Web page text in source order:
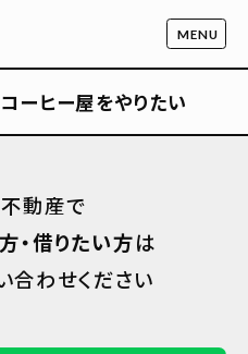
ーヒー屋をやりたい
動産で
・借りたい方は
合わせください